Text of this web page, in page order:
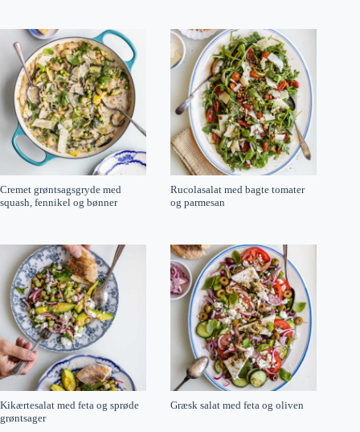
Cremet grøntsagsgryde med
squash, fennikel og bønner
Rucolasalat med bagte tomater
og parmesan
Kikærtesalat med feta og sprøde
grøntsager
Græsk salat med feta og oliven